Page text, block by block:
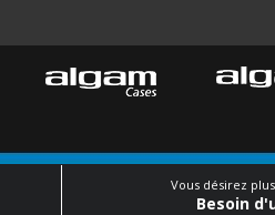
Vous désirez
Besoin